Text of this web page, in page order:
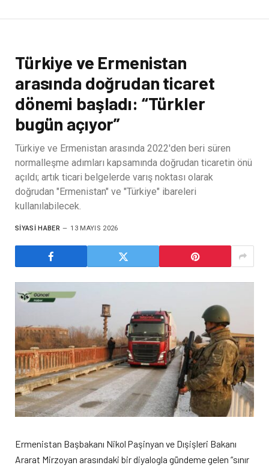
Türkiye ve Ermenistan
arasında doğrudan ticaret
dönemi başladı: “Türkler
bugün açıyor”
Türkiye ve Ermenistan arasında 2022'den beri süren
normalleşme adımları kapsamında doğrudan ticaretin önü
açıldı; artık ticari belgelerde varış noktası olarak
doğrudan "Ermenistan" ve "Türkiye" ibareleri
kullanılabilecek.
SIYASI HABER 13 MAYIS 2026
Ermenistan Başbakanı Nikol Paşinyan ve Dışişleri Bakanı
Ararat Mirzoyan arasındaki bir diyalogla gündeme gelen “sınır